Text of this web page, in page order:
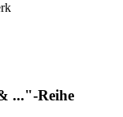
..."-Reihe